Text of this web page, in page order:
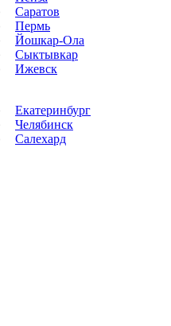
Саратов
Пермь
Йошкар-Ола
Сыктывкар
Ижевск
Екатеринбург
Челябинск
Салехард